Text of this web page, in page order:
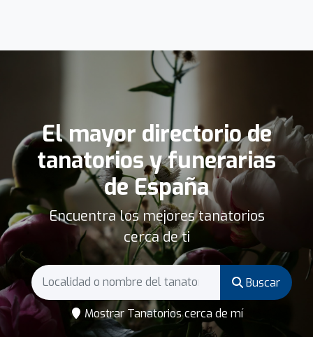
El mayor directorio de
tanatorios y funerarias
de España
Encuentra los mejores tanatorios
cerca de ti
Buscar
Mostrar Tanatorios cerca de mí